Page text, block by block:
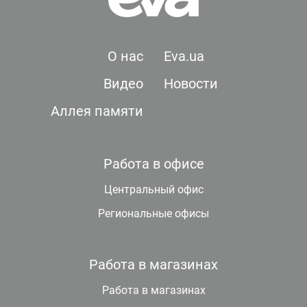
О нас
Eva.ua
Видео
Новости
Аллея памяти
Работа в офисе
Центральный офис
Региональные офисы
Работа в магазинах
Работа в магазинах